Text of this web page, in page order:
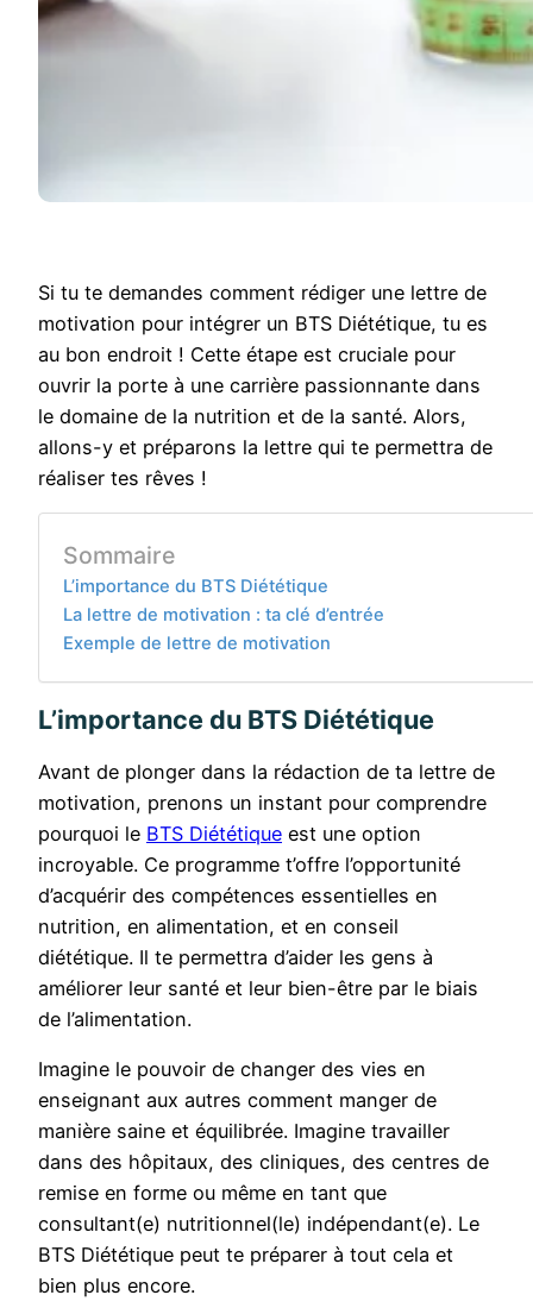
Si tu te demandes comment rédiger une lettre de
motivation pour intégrer un BTS Diététique, tu es
au bon endroit ! Cette étape est cruciale pour
ouvrir la porte à une carrière passionnante dans
le domaine de la nutrition et de la santé. Alors,
allons-y et préparons la lettre qui te permettra de
réaliser tes rêves !
Sommaire
L’importance du BTS Diététique
La lettre de motivation : ta clé d’entrée
Exemple de lettre de motivation
L’importance du BTS Diététique
Avant de plonger dans la rédaction de ta lettre de
motivation, prenons un instant pour comprendre
pourquoi le BTS Diététique est une option
incroyable. Ce programme t’offre l’opportunité
d’acquérir des compétences essentielles en
nutrition, en alimentation, et en conseil
diététique. Il te permettra d’aider les gens à
améliorer leur santé et leur bien-être par le biais
de l’alimentation.
Imagine le pouvoir de changer des vies en
enseignant aux autres comment manger de
manière saine et équilibrée. Imagine travailler
dans des hôpitaux, des cliniques, des centres de
remise en forme ou même en tant que
consultant(e) nutritionnel(le) indépendant(e). Le
BTS Diététique peut te préparer à tout cela et
bien plus encore.